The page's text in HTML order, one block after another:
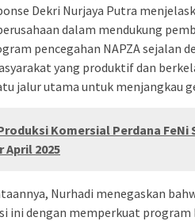
Dekri Nurjaya Putra
dalam mendukung
pencegahan NAPZA sejalan
yang produktif dan
jalur utama untuk menjangkau
Komersial Perdana FeNi
April 2025
Nurhadi menegaskan
ini dengan memperkuat